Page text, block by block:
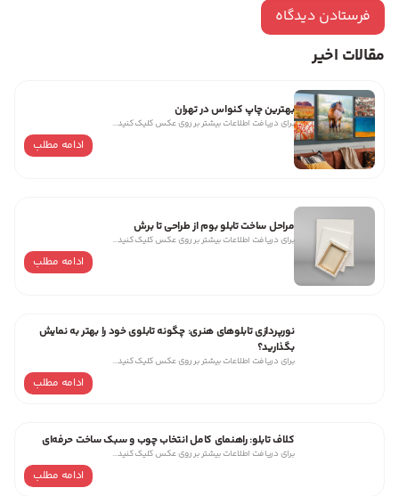
مقالات اخیر
بهترین چاپ کنواس در تهران
برای دریافت اطلاعات بیشتر بر روی عکس کلیک کنید…
ادامه مطلب
مراحل ساخت تابلو بوم از طراحی تا برش
برای دریافت اطلاعات بیشتر بر روی عکس کلیک کنید…
ادامه مطلب
نورپردازی تابلوهای هنری: چگونه تابلوی خود را بهتر به نمایش
بگذارید؟
برای دریافت اطلاعات بیشتر بر روی عکس کلیک کنید…
ادامه مطلب
کلاف تابلو: راهنمای کامل انتخاب چوب و سبک ساخت حرفه‌ای
برای دریافت اطلاعات بیشتر بر روی عکس کلیک کنید…
ادامه مطلب